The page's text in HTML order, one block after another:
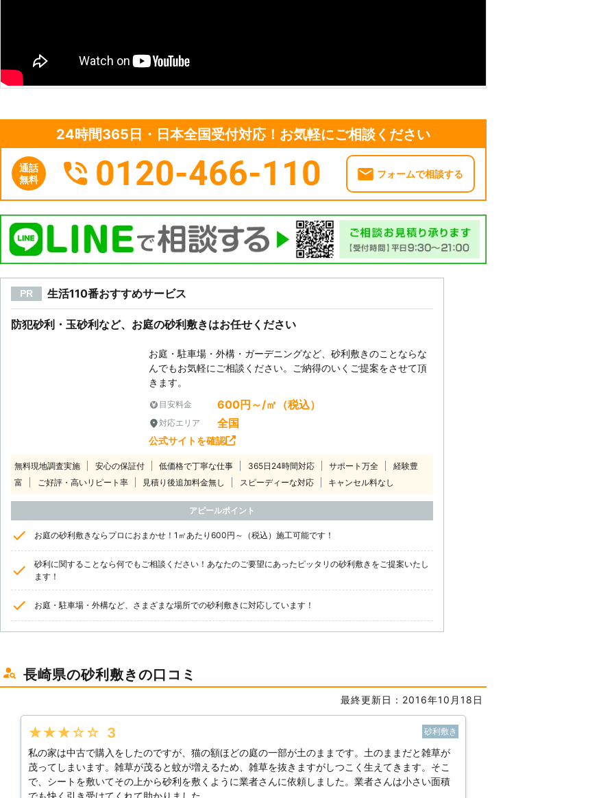
24時間365日・日本全国受付対応！お気軽にご相談ください
通話
無料
0120-466-110 フォームで相談する
PR 生活110番おすすめサービス
防犯砂利・玉砂利など、お庭の砂利敷きはお任せください
お庭・駐車場・外構・ガーデニングなど、砂利敷きのことならな
んでもお気軽にご相談ください。ご納得のいくご提案をさせて頂
きます。
目安料金 600円～/㎡（税込）
対応エリア 全国
公式サイトを確認
無料現地調査実施 安心の保証付 低価格で丁寧な仕事 365日24時間対応 サポート万全
経験豊
富
ご好評・高いリピート率 見積り後追加料金無し スピーディーな対応 キャンセル料なし
アピールポイント
お庭の砂利敷きならプロにおまかせ！1㎡あたり600円～（税込）施工可能です！
砂利に関することなら何でもご相談ください！あなたのご要望にあったピッタリの砂利敷きをご提案いたし
ます！
お庭・駐車場・外構など、さまざまな場所での砂利敷きに対応しています！
長崎県の砂利敷きの口コミ
最終更新日：2016年10月18日
★★★★★ 3 砂利敷き
私の家は中古で購入をしたのですが、猫の額ほどの庭の一部が土のままです。土のままだと雑草が
茂ってしまいます。雑草が茂ると蚊が増えるため、雑草を抜きますがしつこく生えてきます。そこ
で、シートを敷いてその上から砂利を敷くように業者さんに依頼しました。業者さんは小さい面積